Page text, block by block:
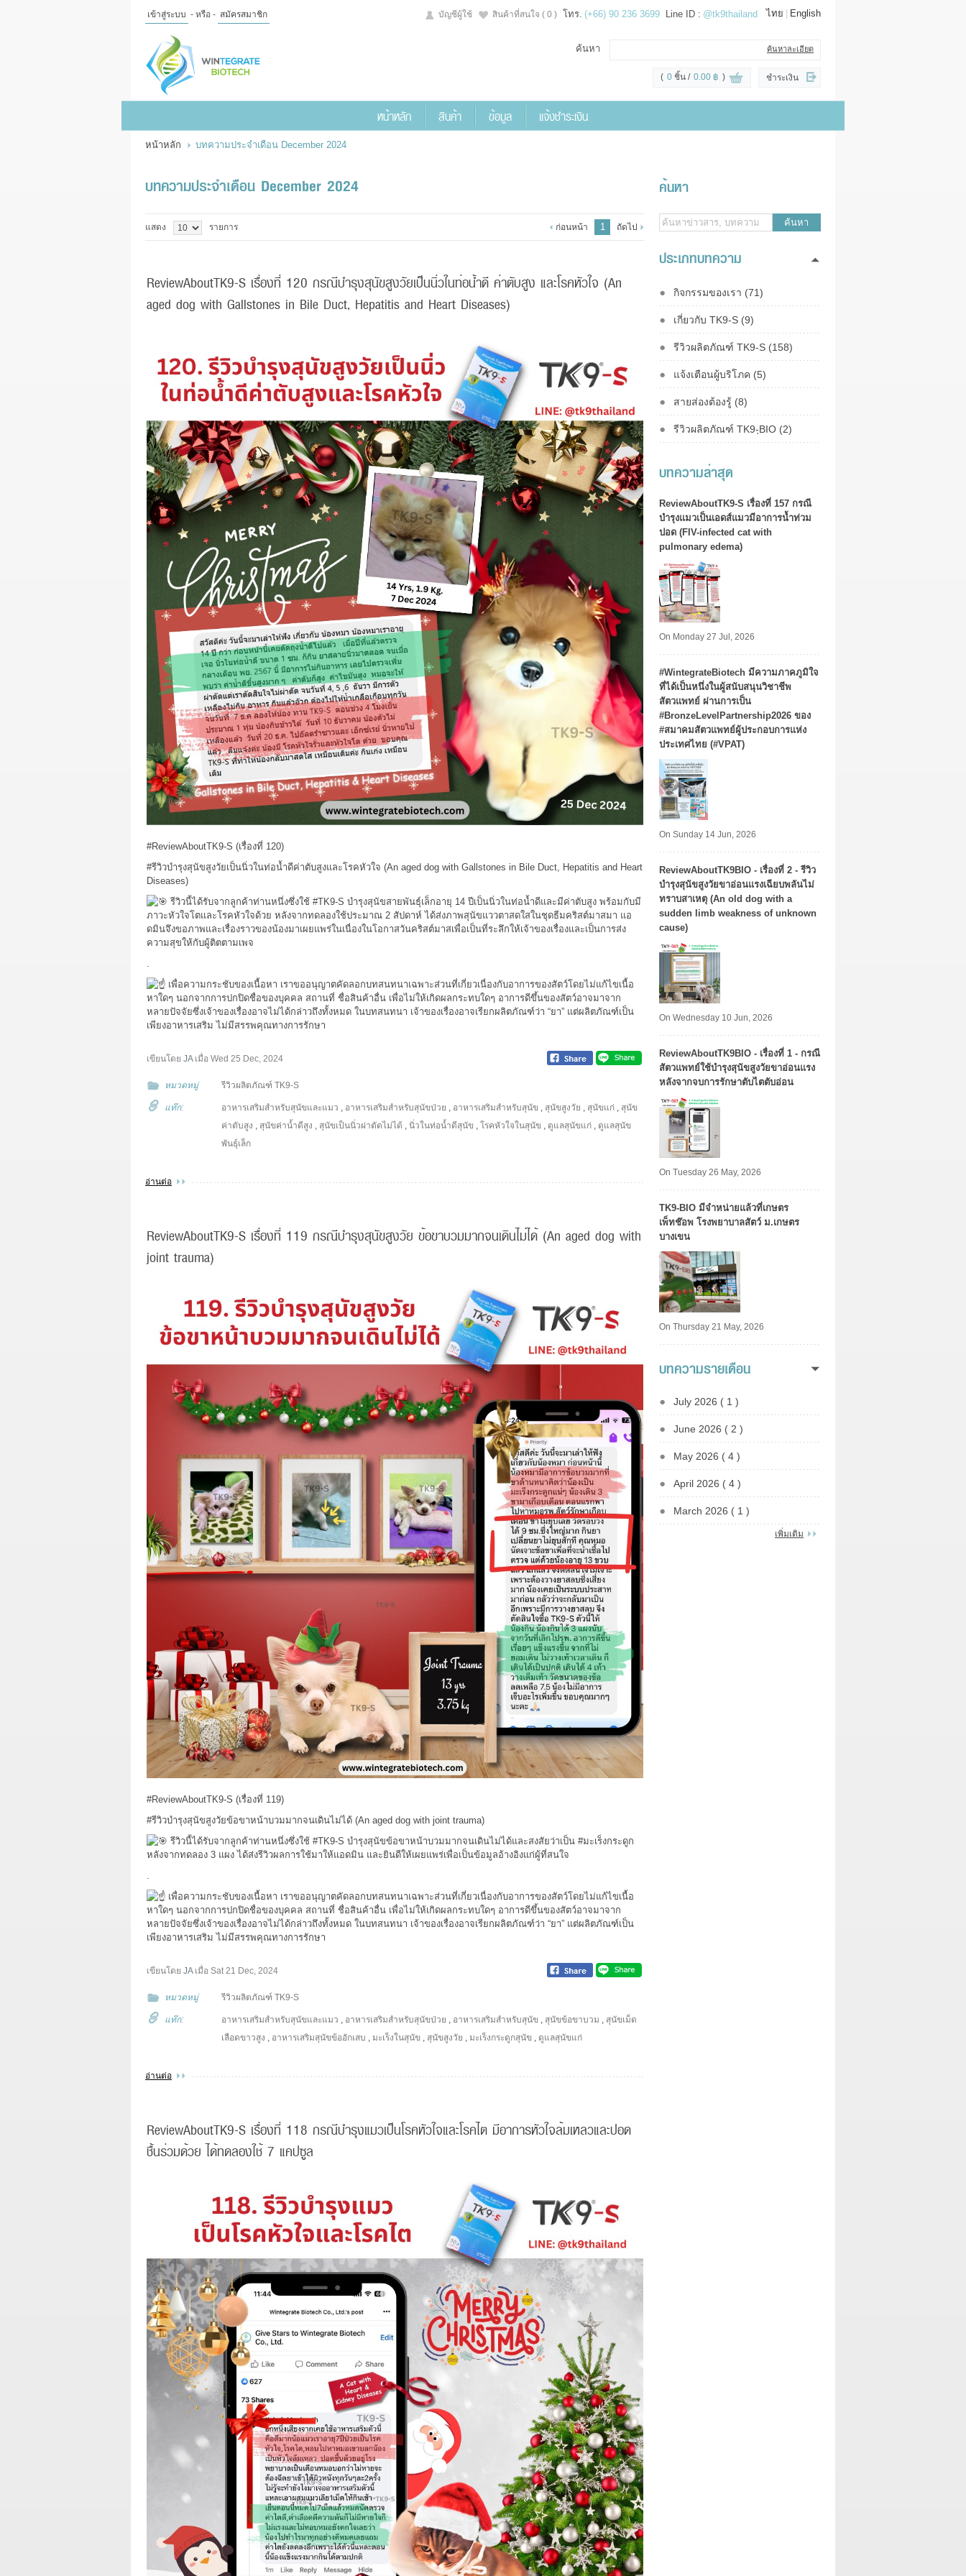
ไทย | English
ข้อมูล
เข้าสู่ระบบ - หรือ - สมัครสมาชิก ไทย English
โทร. (+66) 90 236 3699 Line ID : @tk9thailand
สินค้าที่สนใจ ( 0 )
บัญชีผู้ใช้
ค้นหา ค้นหาละเอียด
( 0 ชิ้น 0.00 ฿ ) ชำระเงิน
หน้าหลัก สินค้า ข้อมูล แจ้งชำระเงิน
หน้าหลัก บทความประจำเดือน December 2024
บทความประจำเดือน December 2024
แสดง รายการ ก่อนหน้า 1 ถัดไป
ReviewAboutTK9-S เรื่องที่ 120 กรณีบำรุงสุนัขสูงวัยเป็นนิ่วในท่อน้ำดี ค่าตับสูง และโรคหัวใจ (An
aged dog with Gallstones in Bile Duct, Hepatitis and Heart Diseases)
#ReviewAboutTK9-S (เรื่องที่ 120)
#รีวิวบำรุงสุนัขสูงวัยเป็นนิ่วในท่อน้ำดีค่าตับสูงและโรคหัวใจ (An aged dog with Gallstones in Bile Duct, Hepatitis and Heart
Diseases)
รีวิวนี้ได้รับจากลูกค้าท่านหนึ่งซึ่งใช้ #TK9-S บำรุงสุนัขสายพันธุ์เล็กอายุ 14 ปีเป็นนิ่วในท่อน้ำดีและมีค่าตับสูง พร้อมกับมี
ภาวะหัวใจโตและโรคหัวใจด้วย หลังจากทดลองใช้ประมาณ 2 สัปดาห์ ได้ส่งภาพสุนัขแววตาสดใสในชุดธีมคริสต์มาสมา แอ
ดมินจึงขอภาพและเรื่องราวของน้องมาเผยแพร่ในเนื่องในโอกาสวันคริสต์มาสเพื่อเป็นที่ระลึกให้เจ้าของเรื่องและเป็นการส่ง
ความสุขให้กับผู้ติตตามเพจ
เพื่อความกระชับของเนื้อหา เราขออนุญาตคัดลอกบทสนทนาเฉพาะส่วนที่เกี่ยวเนื่องกับอาการของสัตว์โดยไม่แก้ไขเนื้อ
หาใดๆ นอกจากการปกปิดชื่อของบุคคล สถานที่ ชื่อสินค้าอื่น เพื่อไม่ให้เกิดผลกระทบใดๆ อาการดีขึ้นของสัตว์อาจมาจาก
หลายปัจจัยซึ่งเจ้าของเรื่องอาจไม่ได้กล่าวถึงทั้งหมด ในบทสนทนา เจ้าของเรื่องอาจเรียกผลิตภัณฑ์ว่า “ยา” แต่ผลิตภัณฑ์เป็น
เพียงอาหารเสริม ไม่มีสรรพคุณทางการรักษา
เขียนโดย JAเมื่อ Wed 25 Dec, 2024
หมวดหมู่ รีวิวผลิตภัณฑ์ TK9-S
แท๊ก: อาหารเสริมสำหรับสุนัขและแมว , อาหารเสริมสำหรับสุนัขป่วย , อาหารเสริมสำหรับสุนัข , สุนัขสูงวัย , สุนัขแก่, สุนัข
ค่าตับสูง , สุนัขค่าน้ำดีสูง , สุนัขเป็นนิ่วผ่าตัดไม่ได้ , นิ่วในท่อน้ำดีสุนัข , โรคหัวใจในสุนัข , ดูแลสุนัขแก่, ดูแลสุนัข
พันธุ์เล็ก
อ่านต่อ
ReviewAboutTK9-S เรื่องที่ 119 กรณีบำรุงสุนัขสูงวัย ข้อขาบวมมากจนเดินไม่ได้ (An aged dog with
joint trauma)
#ReviewAboutTK9-S (เรื่องที่ 119)
#รีวิวบำรุงสุนัขสูงวัยข้อขาหน้าบวมมากจนเดินไม่ได้ (An aged dog with joint trauma)
รีวิวนี้ได้รับจากลูกค้าท่านหนึ่งซึ่งใช้ #TK9-S บำรุงสุนัขข้อขาหน้าบวมมากจนเดินไม่ได้และสงสัยว่าเป็น #มะเร็งกระดูก
หลังจากทดลอง 3 แผง ได้ส่งรีวิวผลการใช้มาให้แอดมิน และยินดีให้เผยแพร่เพื่อเป็นข้อมูลอ้างอิงแก่ผู้ที่สนใจ
เพื่อความกระชับของเนื้อหา เราขออนุญาตคัดลอกบทสนทนาเฉพาะส่วนที่เกี่ยวเนื่องกับอาการของสัตว์โดยไม่แก้ไขเนื้อ
หาใดๆ นอกจากการปกปิดชื่อของบุคคล สถานที่ ชื่อสินค้าอื่น เพื่อไม่ให้เกิดผลกระทบใดๆ อาการดีขึ้นของสัตว์อาจมาจาก
หลายปัจจัยซึ่งเจ้าของเรื่องอาจไม่ได้กล่าวถึงทั้งหมด ในบทสนทนา เจ้าของเรื่องอาจเรียกผลิตภัณฑ์ว่า “ยา” แต่ผลิตภัณฑ์เป็น
เพียงอาหารเสริม ไม่มีสรรพคุณทางการรักษา
เขียนโดย JAเมื่อ Sat 21 Dec, 2024
หมวดหมู่ รีวิวผลิตภัณฑ์ TK9-S
แท๊ก: อาหารเสริมสำหรับสุนัขและแมว , อาหารเสริมสำหรับสุนัขป่วย , อาหารเสริมสำหรับสุนัข , สุนัขข้อขาบวม , สุนัขเม็ด
เลือดขาวสูง , อาหารเสริมสุนัขข้ออักเสบ , มะเร็งในสุนัข , สุนัขสูงวัย , มะเร็งกระดูกสุนัข , ดูแลสุนัขแก่
อ่านต่อ
ReviewAboutTK9-S เรื่องที่ 118 กรณีบำรุงแมวเป็นโรคหัวใจและโรคไต มีอาการหัวใจล้มเหลวและปอด
ชื้นร่วมด้วย ได้ทดลองใช้ 7 แคปซูล
ค้นหา
ค้นหา
ประเภทบทความ
กิจกรรมของเรา (71)
เกี่ยวกับ TK9-S (9)
รีวิวผลิตภัณฑ์ TK9-S (158)
แจ้งเตือนผู้บริโภค (5)
สายส่องต้องรู้ (8)
รีวิวผลิตภัณฑ์ TK9-ฺBIO (2)
บทความล่าสุด
ReviewAboutTK9-S เรื่องที่ 157 กรณี
บำรุงแมวเป็นเอดส์แมวมีอาการน้ำท่วม
ปอด (FIV-infected cat with
pulmonary edema)
On Monday 27 Jul, 2026
#WintegrateBiotech มีความภาคภูมิใจ
ที่ได้เป็นหนึ่งในผู้สนับสนุนวิชาชีพ
สัตวแพทย์ ผ่านการเป็น
#BronzeLevelPartnership2026 ของ
#สมาคมสัตวแพทย์ผู้ประกอบการแห่ง
ประเทศไทย (#VPAT)
On Sunday 14 Jun, 2026
ReviewAboutTK9BIO - เรื่องที่ 2 - รีวิว
บำรุงสุนัขสูงวัยขาอ่อนแรงเฉียบพลันไม่
ทราบสาเหตุ (An old dog with a
sudden limb weakness of unknown
cause)
On Wednesday 10 Jun, 2026
ReviewAboutTK9BIO - เรื่องที่ 1 - กรณี
สัตวแพทย์ใช้บำรุงสุนัขสูงวัยขาอ่อนแรง
หลังจากจบการรักษาตับไตตับอ่อน
On Tuesday 26 May, 2026
TK9​-BIO มีจำหน่ายแล้วที่เกษตร
เพ็ทช๊อพ โรงพยาบาลสัตว์ ม.เกษตร
บางเขน​
On Thursday 21 May, 2026
บทความรายเดือน
July 2026 ( 1 )
June 2026 ( 2 )
May 2026 ( 4 )
April 2026 ( 4 )
March 2026 ( 1 )
เพิ่มเติม